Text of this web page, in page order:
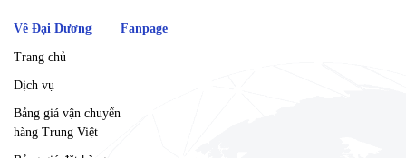
Về Đại Dương
Trang chủ
Dịch vụ
Bảng giá vận chuyển
hàng Trung Việt
Fanpage